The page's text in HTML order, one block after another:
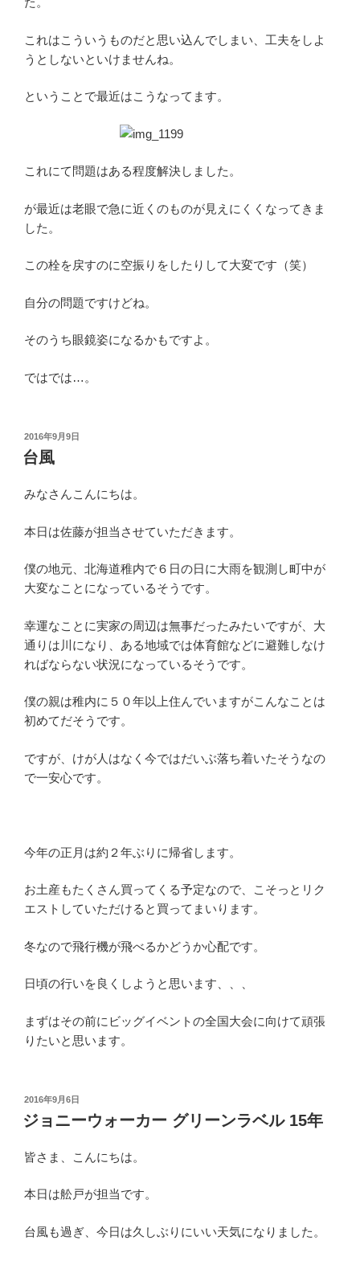
これはこういうものだと思い込んでしまい、工夫をしよ
うとしないといけませんね。
ということで最近はこうなってます。
これにて問題はある程度解決しました。
が最近は老眼で急に近くのものが見えにくくなってきま
した。
この栓を戻すのに空振りをしたりして大変です（笑）
自分の問題ですけどね。
そのうち眼鏡姿になるかもですよ。
ではでは…。
投
稿
日:
2016年9月9日
台風
みなさんこんにちは。
本日は佐藤が担当させていただきます。
僕の地元、北海道稚内で６日の日に大雨を観測し町中が
大変なことになっているそうです。
幸運なことに実家の周辺は無事だったみたいですが、大
通りは川になり、ある地域では体育館などに避難しなけ
ればならない状況になっているそうです。
僕の親は稚内に５０年以上住んでいますがこんなことは
初めてだそうです。
ですが、けが人はなく今ではだいぶ落ち着いたそうなの
で一安心です。
今年の正月は約２年ぶりに帰省します。
お土産もたくさん買ってくる予定なので、こそっとリク
エストしていただけると買ってまいります。
冬なので飛行機が飛べるかどうか心配です。
日頃の行いを良くしようと思います、、、
まずはその前にビッグイベントの全国大会に向けて頑張
りたいと思います。
投
稿
日:
2016年9月6日
ジョニーウォーカー グリーンラベル 15年
皆さま、こんにちは。
本日は舩戸が担当です。
台風も過ぎ、今日は久しぶりにいい天気になりました。